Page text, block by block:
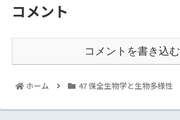
コメント
コメントを書き込む
ホーム 47 保全生物学と生物多様性